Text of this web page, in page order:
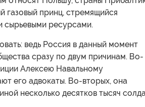
газовый принц, стремящийся
сырьевыми ресурсами.
ведь Россия в данный момент
сразу по двум причинам. Во-
Алексею Навальному
его адвокаты. Во-вторых, она
несколько десятков тысяч